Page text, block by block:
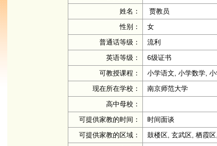
姓名：
贾教员
性别：
女
普通话等级：
流利
英语等级：
6级证书
可教授课程：
小学语文, 小学数学,
现在所在学校：
南京师范大学
高中母校：
可提供家教的时间：
时间面谈
可提供家教的区域：
鼓楼区, 玄武区, 栖霞